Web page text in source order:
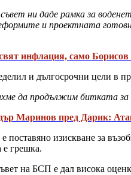
ни даде рамка за
и проектната
инфлация, само
и дългосрочни цели в
да продължим битката
Маринов пред Дарик:
поставяно изискване за
е грешка.
на БСП е дал висока